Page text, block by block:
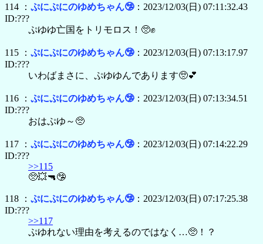
114 ： ぷにぷにのゆめちゃん🤥：2023/12/03(日) 07:11:32.43
ID:???
ぷゆゆ亡国をトリモロス！🥺✊
115 ： ぷにぷにのゆめちゃん🤥：2023/12/03(日) 07:13:17.97
ID:???
いわばまさに、ぷゆゆんであります🥺💕
116 ： ぷにぷにのゆめちゃん🤥：2023/12/03(日) 07:13:34.51
ID:???
おはぷゆ～🥺
117 ： ぷにぷにのゆめちゃん🤥：2023/12/03(日) 07:14:22.29
ID:???
>>115
🥺💥🔫🤥
118 ： ぷにぷにのゆめちゃん🤥：2023/12/03(日) 07:17:25.38
ID:???
>>117
ぷゆれない理由を考えるのではなく…🥺！？